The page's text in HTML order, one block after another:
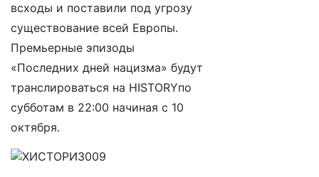
всходы и поставили под угрозу
существование всей Европы.
Премьерные эпизоды
«Последних дней нацизма» будут
транслироваться на HISTORYпо
субботам в 22:00 начиная с 10
октября.